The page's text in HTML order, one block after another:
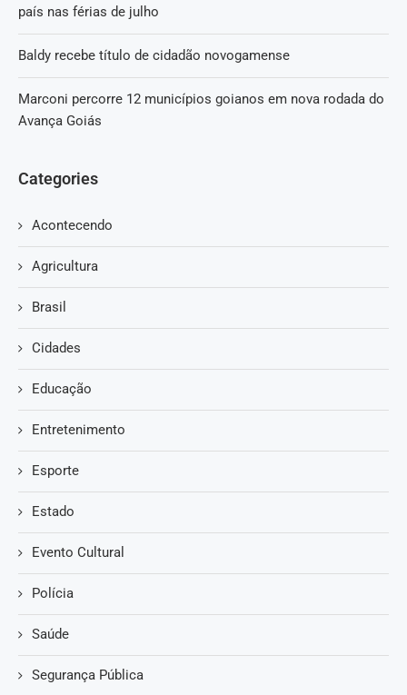
país nas férias de julho
Baldy recebe título de cidadão novogamense
Marconi percorre 12 municípios goianos em nova rodada do
Avança Goiás
Categories
Acontecendo
Agricultura
Brasil
Cidades
Educação
Entretenimento
Esporte
Estado
Evento Cultural
Polícia
Saúde
Segurança Pública